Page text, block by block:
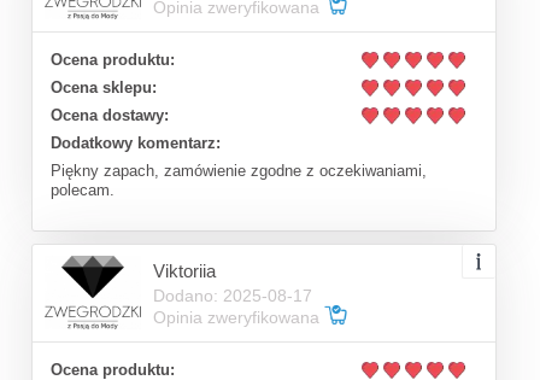
Opinia zweryfikowana
Ocena produktu:
Ocena sklepu:
Ocena dostawy:
Dodatkowy komentarz:
Piękny zapach, zamówienie zgodne z oczekiwaniami,
polecam.
Viktoriia
Dodano: 2025-08-17
Opinia zweryfikowana
Ocena produktu: